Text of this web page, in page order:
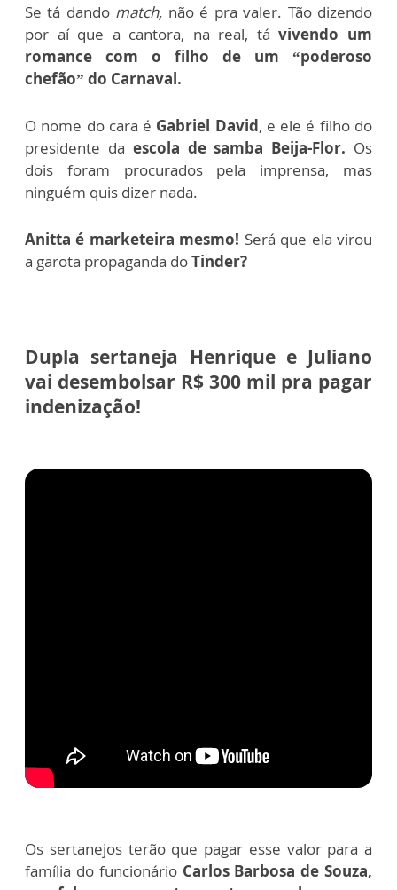
Se tá dando match, não é pra valer. Tão dizendo
por aí que a cantora, na real, távivendo um
romance com o filho de um “poderoso
chefão” do Carnaval.
O nome do cara é Gabriel David, e ele é filho do
presidente da escola de samba Beija-Flor. Os
dois foram procurados pela imprensa, mas
ninguém quis dizer nada.
Anitta é marketeira mesmo! Será que ela virou
a garota propaganda doTinder?
Dupla sertaneja Henrique e Juliano
vai desembolsar R$ 300 mil pra pagar
indenização!
Os sertanejos terão que pagar esse valor para a
família do funcionárioCarlos Barbosa de Souza,